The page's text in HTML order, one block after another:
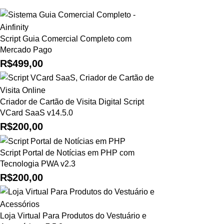
Script Guia Comercial Completo com
Mercado Pago
R$499,00
Criador de Cartão de Visita Digital Script
VCard SaaS v14.5.0
R$200,00
Script Portal de Notícias em PHP com
Tecnologia PWA v2.3
R$200,00
Loja Virtual Para Produtos do Vestuário e